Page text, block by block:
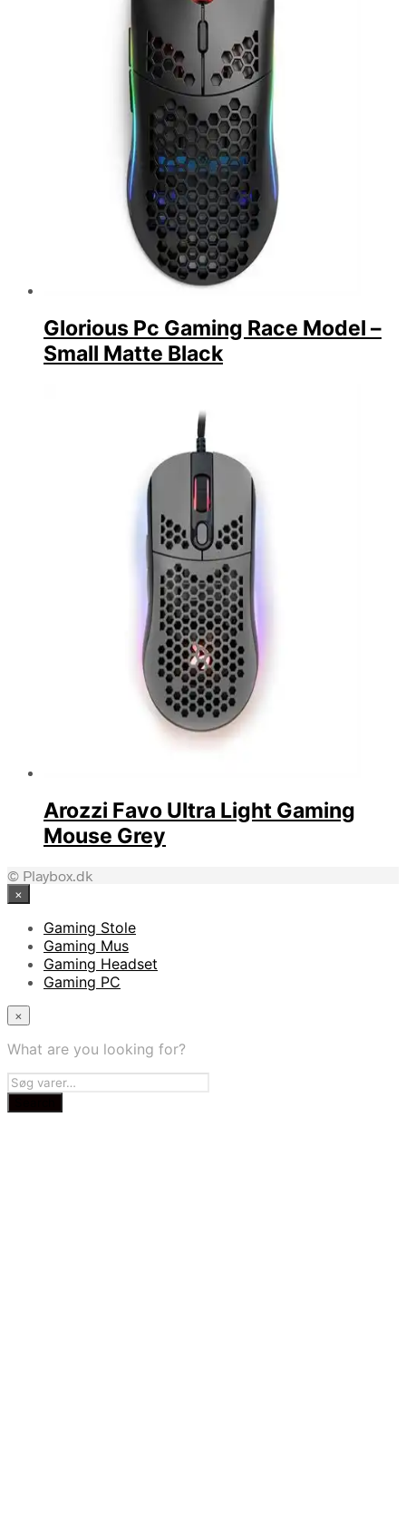
Glorious Pc Gaming Race Model –
Small Matte Black
Arozzi Favo Ultra Light Gaming
Mouse Grey
© Playbox.dk
×
Gaming Stole
Gaming Mus
Gaming Headset
Gaming PC
×
What are you looking for?